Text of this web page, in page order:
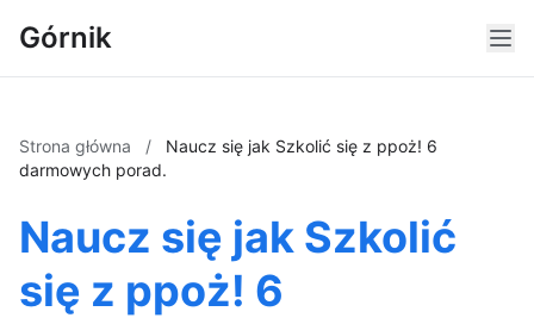
Górnik
Strona główna /
Naucz się jak Szkolić się z ppoż! 6
darmowych porad.
Naucz się jak Szkolić
się z ppoż! 6